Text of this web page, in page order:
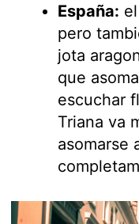
España:
pero
jota
que
escuchar
Triana va
asomarse